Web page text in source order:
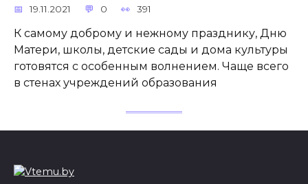
19.11.2021 0 391
К самому доброму и нежному празднику, Дню
Матери, школы, детские сады и дома культуры
готовятся с особенным волнением. Чаще всего
в стенах учреждений образования